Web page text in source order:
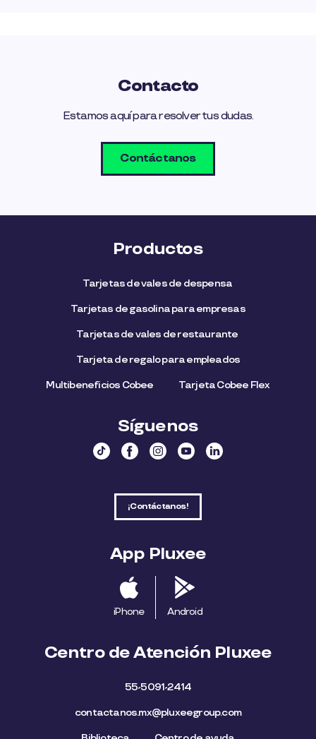
Contacto
Estamos aquí para resolver tus dudas.
Contáctanos
Productos
Tarjetas de vales de despensa
Tarjetas de gasolina para empresas
Tarjetas de vales de restaurante
Tarjeta de regalo para empleados​
Multibeneficios Cobee Tarjeta Cobee Flex
Síguenos
¡Contáctanos!
App Pluxee
iPhone Android
Centro de Atención Pluxee
55-5091-2414
contactanos.mx@pluxeegroup.com